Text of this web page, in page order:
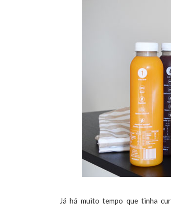
Já há muito tempo que tinha